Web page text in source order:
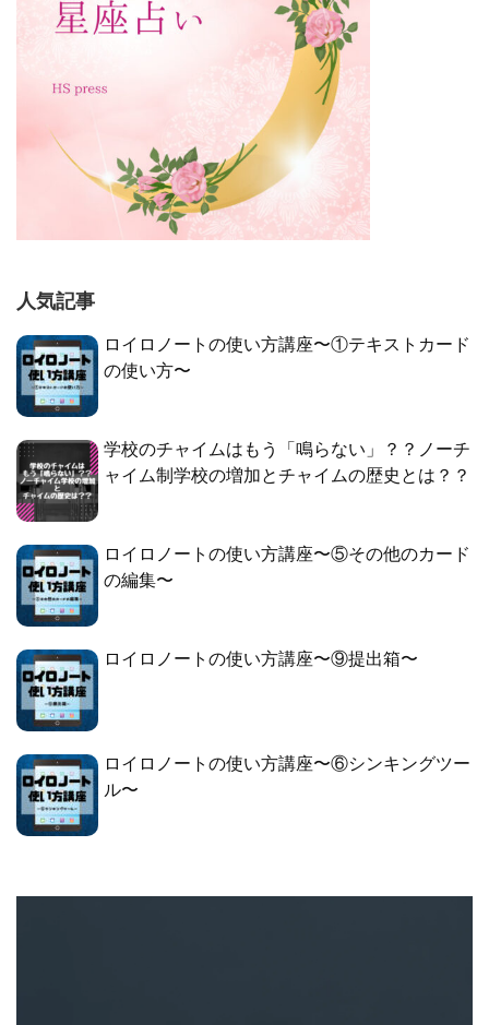
人気記事
ロイロノートの使い方講座〜①テキストカード
の使い方〜
学校のチャイムはもう「鳴らない」？？ノーチ
ャイム制学校の増加とチャイムの歴史とは？？
ロイロノートの使い方講座〜⑤その他のカード
の編集〜
ロイロノートの使い方講座〜⑨提出箱〜
ロイロノートの使い方講座〜⑥シンキングツー
ル〜